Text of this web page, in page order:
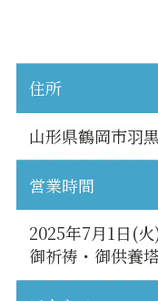
住所
山形県鶴岡市羽
営業時間
2025年7月1日(火
御祈祷・御供養